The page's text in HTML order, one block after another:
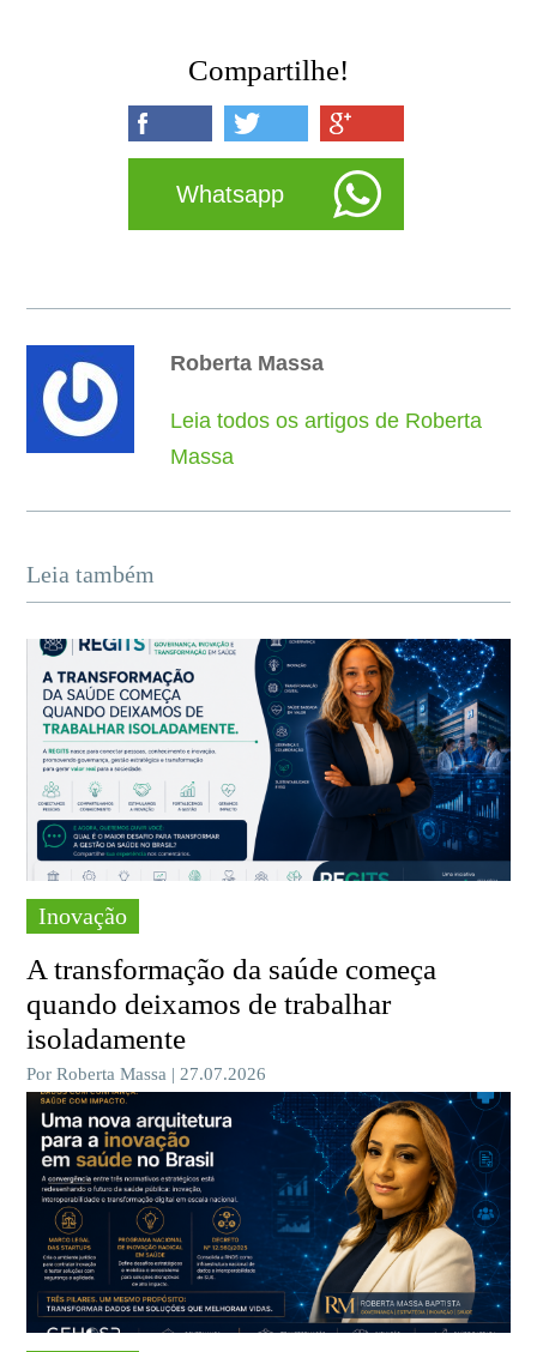
Compartilhe!
Whatsapp
Roberta Massa
Leia todos os artigos de Roberta
Massa
Leia também
Inovação
A transformação da saúde começa
quando deixamos de trabalhar
isoladamente
Por Roberta Massa | 27.07.2026